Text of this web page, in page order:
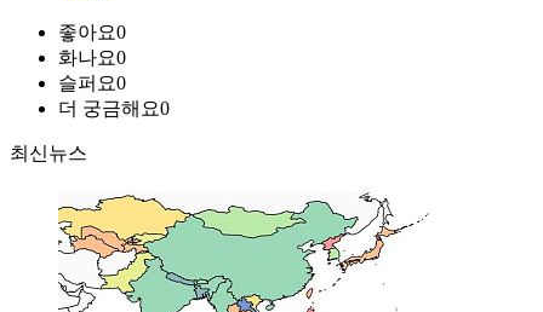
좋아요0
화나요0
슬퍼요0
더 궁금해요0
최신뉴스